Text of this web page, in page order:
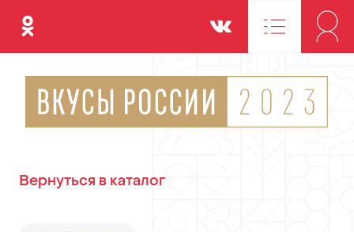
Одноклассники Вконтакте
Вернуться в каталог